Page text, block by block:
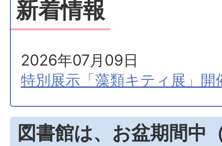
新着情報
2026年07月09日
特別展示「藻類キティ展」開
図書館は、お盆期間中